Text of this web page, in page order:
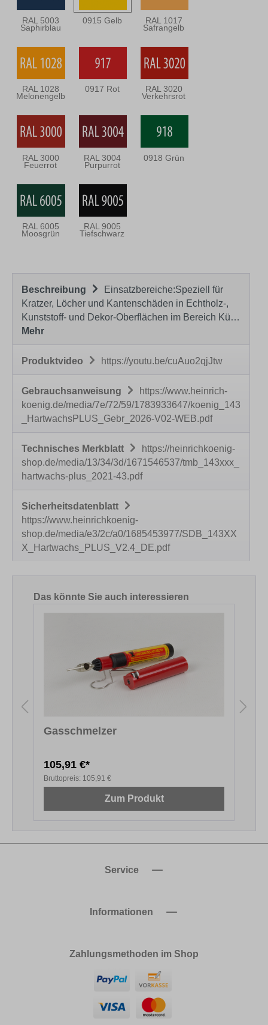
RAL 5003
Saphirblau
0915 Gelb RAL 1017
Safrangelb
RAL 1028
Melonengelb
0917 Rot RAL 3020
Verkehrsrot
RAL 3000
Feuerrot
RAL 3004
Purpurrot
0918 Grün
RAL 6005
Moosgrün
RAL 9005
Tiefschwarz
Beschreibung
Einsatzbereiche:Speziell für
Kratzer, Löcher und Kantenschäden in Echtholz-,
Kunststoff- und Dekor-Oberflächen im Bereich Kü…
Mehr
Produktvideo https://youtu.be/cuAuo2qjJtw
Gebrauchsanweisung
https://www.heinrich-
koenig.de/media/7e/72/59/1783933647/koenig_143
_HartwachsPLUS_Gebr_2026-V02-WEB.pdf
Technisches Merkblatt
https://heinrichkoenig-
shop.de/media/13/34/3d/1671546537/tmb_143xxx_
hartwachs-plus_2021-43.pdf
Sicherheitsdatenblatt
https://www.heinrichkoenig-
shop.de/media/e3/2c/a0/1685453977/SDB_143XX
X_Hartwachs_PLUS_V2.4_DE.pdf
Produktgalerie überspringen
Das könnte Sie auch interessieren
Gasschmelzer
105,91 €*
Bruttopreis: 105,91 €
Zum Produkt
Service
Informationen
Zahlungsmethoden im Shop